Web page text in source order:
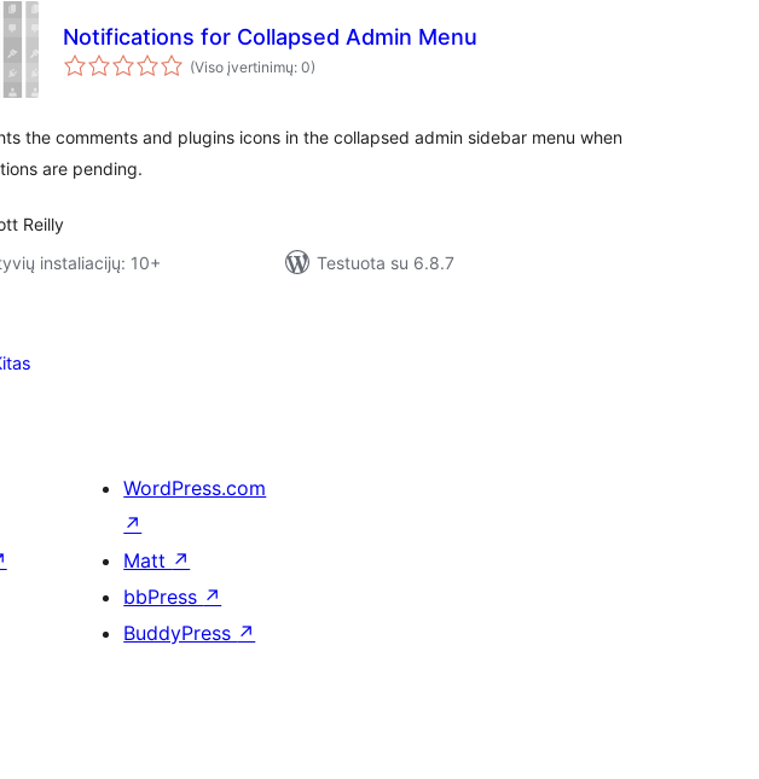
Notifications for Collapsed Admin Menu
(Viso įvertinimų: 0)
the comments and plugins icons in the collapsed admin sidebar menu when
are pending.
Reilly
instaliacijų: 10+
Testuota su 6.8.7
WordPress.com
↗
Matt ↗
bbPress ↗
BuddyPress ↗